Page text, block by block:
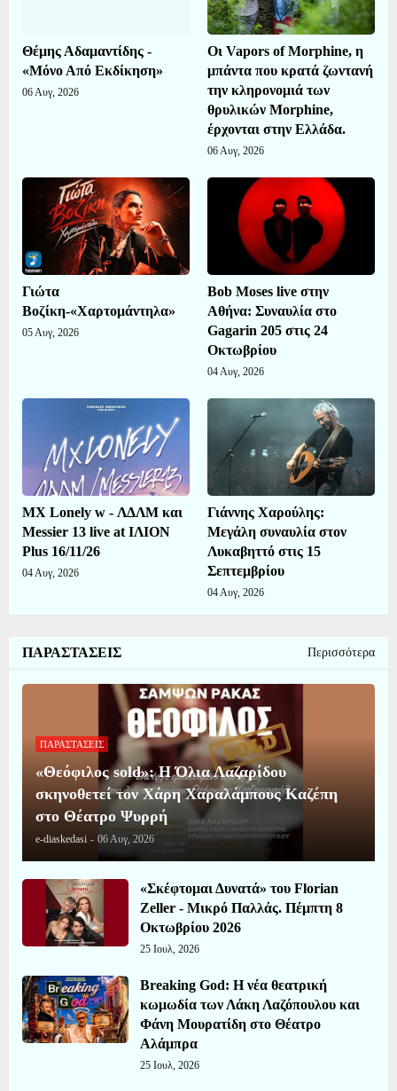
Θέμης Αδαμαντίδης -
«Μόνο Από Εκδίκηση»
06 Αυγ, 2026
Οι Vapors of Morphine, η
μπάντα που κρατά ζωντανή
την κληρονομιά των
θρυλικών Morphine,
έρχονται στην Ελλάδα.
06 Αυγ, 2026
Γιώτα
Βοζίκη-«Χαρτομάντηλα»
05 Αυγ, 2026
Bob Moses live στην
Αθήνα: Συναυλία στο
Gagarin 205 στις 24
Οκτωβρίου
04 Αυγ, 2026
MX Lonely w - ΛΔΛΜ και
Messier 13 live at ΙΛΙΟΝ
Plus 16/11/26
04 Αυγ, 2026
Γιάννης Χαρούλης:
Μεγάλη συναυλία στον
Λυκαβηττό στις 15
Σεπτεμβρίου
04 Αυγ, 2026
ΠΑΡΑΣΤΑΣΕΙΣ Περισσότερα
ΠΑΡΑΣΤΑΣΕΙΣ
«Θεόφιλος sold»: Η Όλια Λαζαρίδου
σκηνοθετεί τον Χάρη Χαραλάμπους Καζέπη
στο Θέατρο Ψυρρή
e-diaskedasi - 06 Αυγ, 2026
«Σκέφτομαι Δυνατά» του Florian
Zeller - Μικρό Παλλάς. Πέμπτη 8
Οκτωβρίου 2026
25 Ιουλ, 2026
Breaking God: Η νέα θεατρική
κωμωδία των Λάκη Λαζόπουλου και
Φάνη Μουρατίδη στο Θέατρο
Αλάμπρα
25 Ιουλ, 2026